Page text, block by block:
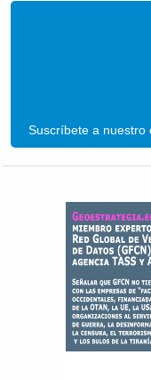
Suscríbete a nuestro